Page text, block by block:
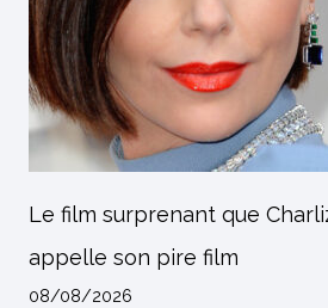
Le film surprenant que
appelle son pire film
08/08/2026